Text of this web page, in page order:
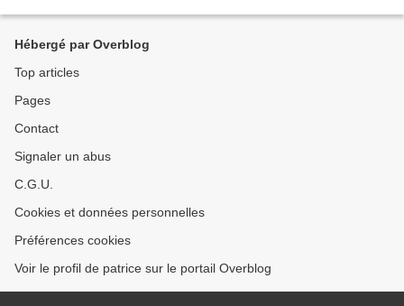
Hébergé par Overblog
Top articles
Pages
Contact
Signaler un abus
C.G.U.
Cookies et données personnelles
Préférences cookies
Voir le profil de patrice sur le portail Overblog